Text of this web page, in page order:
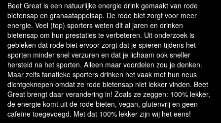
Beet Great is een natuurlijke energie drink gemaakt van rode
bietensap en granaatappelsap. De rode biet zorgt voor meer
energie. Veel (top) sporters weten dit al jaren en drinken
bietensap om hun prestaties te verbeteren. Uit onderzoek is
gebleken dat rode biet ervoor zorgt dat je spieren tijdens het
sporten minder snel verzuren en dat je lichaam ook sneller
hersteld na het sporten. Alleen maar voordelen zou je denken.
Maar zelfs fanatieke sporters drinken het vaak met hun neus
dichtgeknepen omdat ze rode bietensap niet lekker vinden. Beet
Great brengt daar verandering in! Zoals ze zeggen: 100% lekker,
de energie komt uit de rode bieten, vegan, glutenvrij en geen
cafeïne toegevoegd. Met dat 100% lekker zijn wij het eens!